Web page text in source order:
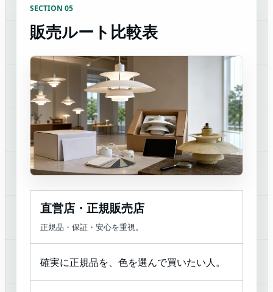
SECTION 05
販売ルート比較表
直営店・正規販売店
正規品・保証・安心を重視。
確実に正規品を、色を選んで買いたい人。